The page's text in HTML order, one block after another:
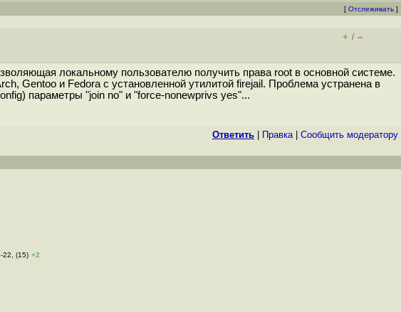
[ Отслеживать ]
+ / –
локальному пользователю получить права root в основной системе.
Gentoo и Fedora с установленной утилитой firejail. Проблема устранена в
параметры "join no" и "force-nonewprivs yes"...
Ответить Правка| Cообщить модератору
22, (15) +2